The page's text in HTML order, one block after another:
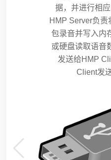
据，并进行相应
HMP Server负
包录音并写入内
或硬盘读取语音
发送给HMP
Client发